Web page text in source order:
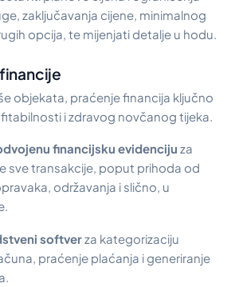
zaključavanja cijene, minimalnog
opcija, te mijenjati detalje u hodu.
objekata, praćenje financija ključno
i zdravog novčanog tijeka.
financijsku evidenciju za
sve transakcije, poput prihoda od
održavanja i slično, u
softverza kategorizaciju
praćenje plaćanja i generiranje